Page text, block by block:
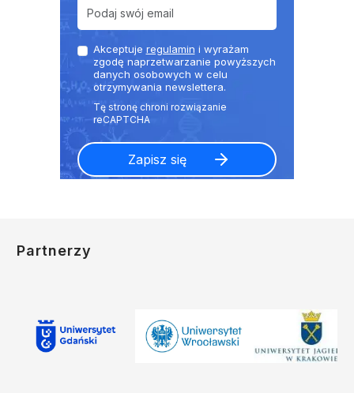
Akceptuje regulamin i wyrażam
zgodę naprzetwarzanie powyższych
danych osobowych w celu
otrzymywania newslettera.
Partnerzy